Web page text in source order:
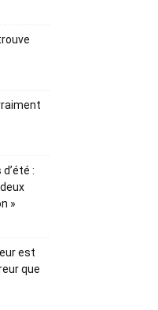
:
»
est
que